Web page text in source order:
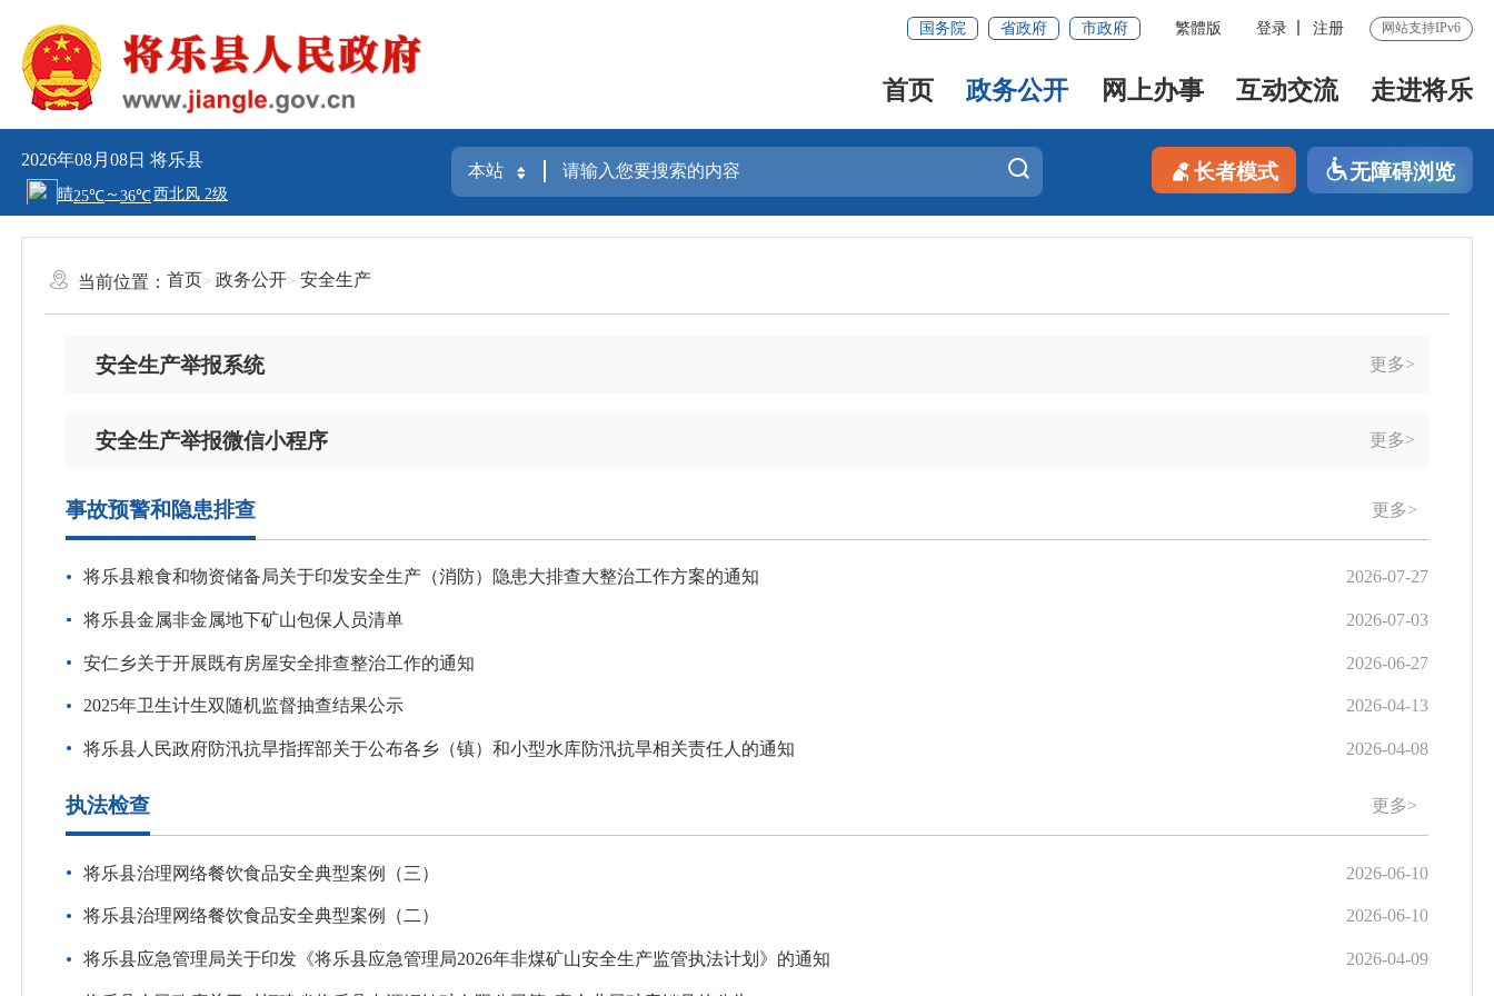
国务院 省政府 市政府 繁體版 登录 注册 网站支持IPv6
首页 政务公开 网上办事 互动交流 走进将乐
2026年08月08日将乐县
长者模式 无障碍浏览
当前位置：首页 政务公开 安全生产
安全生产举报系统 更多>
安全生产举报微信小程序 更多>
事故预警和隐患排查 更多>
将乐县粮食和物资储备局关于印发安全生产（消防）隐患大排查大整治工作方案的通知 2026-07-27
将乐县金属非金属地下矿山包保人员清单 2026-07-03
安仁乡关于开展既有房屋安全排查整治工作的通知 2026-06-27
2025年卫生计生双随机监督抽查结果公示 2026-04-13
将乐县人民政府防汛抗旱指挥部关于公布各乡（镇）和小型水库防汛抗旱相关责任人的通知 2026-04-08
执法检查 更多>
将乐县治理网络餐饮食品安全典型案例（三） 2026-06-10
将乐县治理网络餐饮食品安全典型案例（二） 2026-06-10
将乐县应急管理局关于印发《将乐县应急管理局2026年非煤矿山安全生产监管执法计划》的通知 2026-04-09